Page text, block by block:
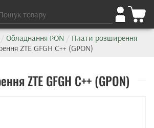
/ Обладнання PON / Плати розширення
ZTE GFGH C++ (GPON)
ZTE GFGH C++ (GPON)